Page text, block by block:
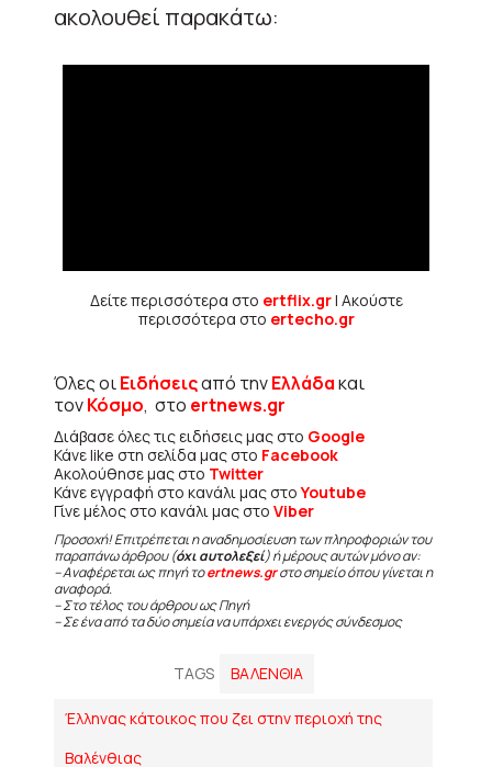
ακολουθεί παρακάτω:
Δείτε περισσότερα στο ertflix.gr| Ακούστε
περισσότερα στο ertecho.gr
Όλες οιΕιδήσειςαπό τηνΕλλάδακαι
τονΚόσμο, στο ertnews.gr
Διάβασε όλες τις ειδήσεις μας στο Google
Κάνε like στη σελίδα μας στο Facebook
Ακολούθησε μας στο Twitter
Κάνε εγγραφή στο κανάλι μας στοYoutube
Γίνε μέλος στο κανάλι μας στο Viber
Προσοχή! Επιτρέπεται η αναδημοσίευση των πληροφοριών του
παραπάνω άρθρου (όχι αυτολεξεί) ή μέρους αυτών μόνο αν:
– Αναφέρεται ως πηγή τοertnews.grστο σημείο όπου γίνεται η
αναφορά.
– Στο τέλος του άρθρου ως Πηγή
– Σε ένα από τα δύο σημεία να υπάρχει ενεργός σύνδεσμος
TAGS ΒΑΛΕΝΘΙΑ
Έλληνας κάτοικος που ζει στην περιοχή της
Βαλένθιας